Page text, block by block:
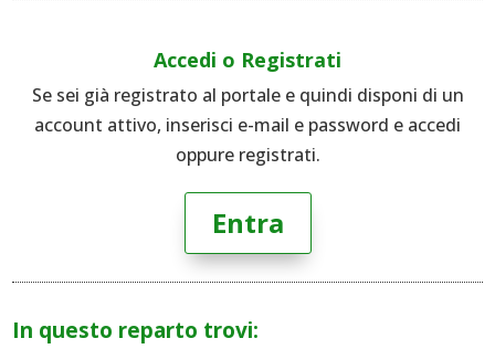
Accedi o Registrati
Se sei già registrato al portale e quindi disponi di un
account attivo, inserisci e-mail e password e accedi
oppure registrati.
Entra
In questo reparto trovi: